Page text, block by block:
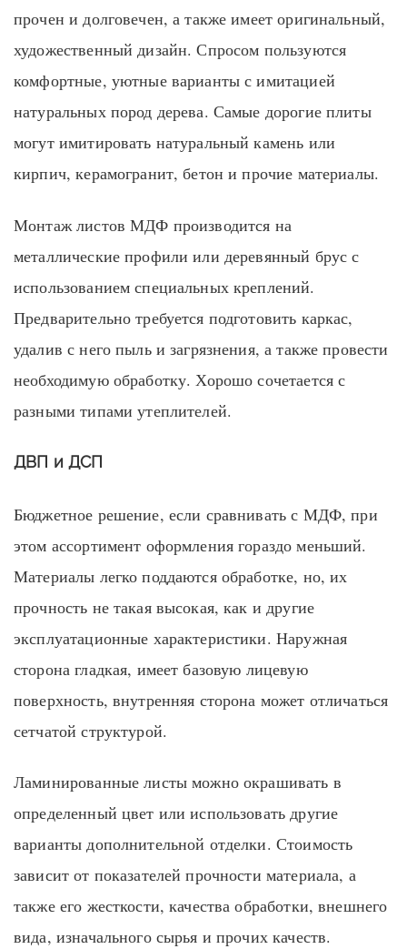
прочен и долговечен, а также имеет оригинальный,
художественный дизайн. Спросом пользуются
комфортные, уютные варианты с имитацией
натуральных пород дерева. Самые дорогие плиты
могут имитировать натуральный камень или
кирпич, керамогранит, бетон и прочие материалы.
Монтаж листов МДФ производится на
металлические профили или деревянный брус с
использованием специальных креплений.
Предварительно требуется подготовить каркас,
удалив с него пыль и загрязнения, а также провести
необходимую обработку. Хорошо сочетается с
разными типами утеплителей.
ДВП и ДСП
Бюджетное решение, если сравнивать с МДФ, при
этом ассортимент оформления гораздо меньший.
Материалы легко поддаются обработке, но, их
прочность не такая высокая, как и другие
эксплуатационные характеристики. Наружная
сторона гладкая, имеет базовую лицевую
поверхность, внутренняя сторона может отличаться
сетчатой структурой.
Ламинированные листы можно окрашивать в
определенный цвет или использовать другие
варианты дополнительной отделки. Стоимость
зависит от показателей прочности материала, а
также его жесткости, качества обработки, внешнего
вида, изначального сырья и прочих качеств.